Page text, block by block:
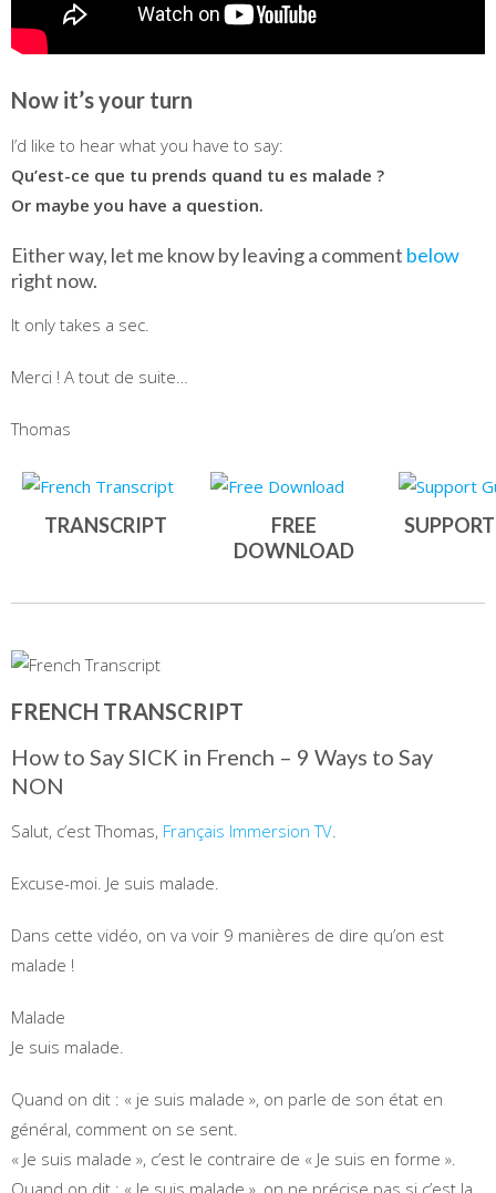
Now it’s your turn
I’d like to hear what you have to say:
Qu’est-ce que tu prends quand tu es malade ?
Or maybe you have a question.
Either way, let me know by leaving a comment below
right now.
It only takes a sec.
Merci ! A tout de suite…
Thomas
TRANSCRIPT
FREE
DOWNLOAD
FRENCH TRANSCRIPT
How to Say SICK in French – 9 Ways to Say
NON
Salut, c’est Thomas, Français Immersion TV.
Excuse-moi. Je suis malade.
Dans cette vidéo, on va voir 9 manières de dire qu’on est
malade !
Malade
Je suis malade.
Quand on dit : « je suis malade », on parle de son état en
général, comment on se sent.
« Je suis malade », c’est le contraire de « Je suis en forme ».